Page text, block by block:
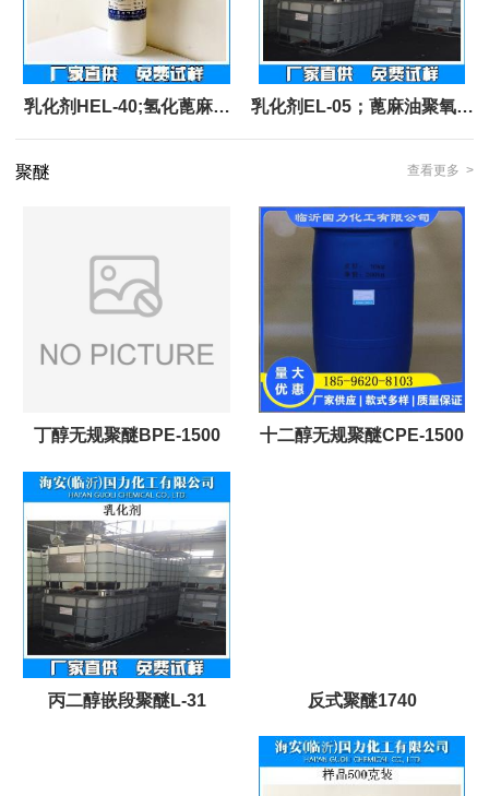
乳化剂HEL-40;氢化蓖麻油 乳化剂EL-05；蓖麻油聚氧乙
聚醚
查看更多 >
丁醇无规聚醚BPE-1500 十二醇无规聚醚CPE-1500
丙二醇嵌段聚醚L-31 反式聚醚1740